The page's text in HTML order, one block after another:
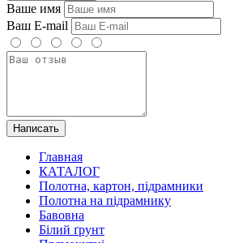
Ваше имя
Ваш E-mail
Написать
Главная
КАТАЛОГ
Полотна, картон, підрамники
Полотна на підрамнику
Бавовна
Білий ґрунт